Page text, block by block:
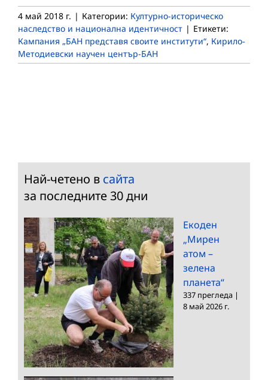
4 май 2018 г. | Категории: Културно-историческо
наследство и национална идентичност | Етикети:
Кампания „БАН представя своите институти“, Кирило-
Методиевски научен център-БАН
Най-четено в сайта
за последните 30 дни
Екоден
„Мирен
атом –
зелена
планета“
337 прегледа |
8 май 2026 г.